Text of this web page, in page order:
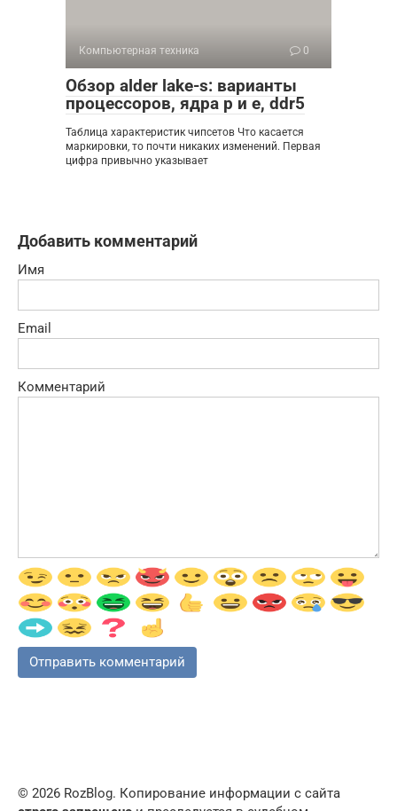
Компьютерная техника 0
Обзор alder lake-s: варианты
процессоров, ядра p и e, ddr5
Таблица характеристик чипсетов Что касается
маркировки, то почти никаких изменений. Первая
цифра привычно указывает
Добавить комментарий
Имя
Email
Комментарий
© 2026 RozBlog. Копирование информации с сайта